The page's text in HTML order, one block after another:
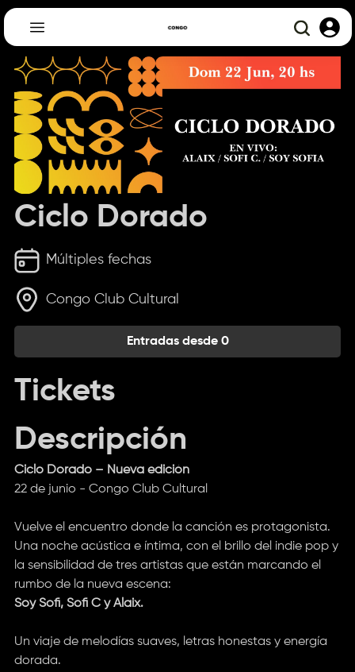
Ciclo Dorado
Múltiples fechas
Congo Club Cultural
Entradas desde 0
Tickets
Descripción
Ciclo Dorado – Nueva edición
22 de junio - Congo Club Cultural
Vuelve el encuentro donde la canción es protagonista.
Una noche acústica e íntima, con el brillo del indie pop y
la sensibilidad de tres artistas que están marcando el
rumbo de la nueva escena:
Soy Sofi, Sofi C y Alaix.
Un viaje de melodías suaves, letras honestas y energía
dorada.